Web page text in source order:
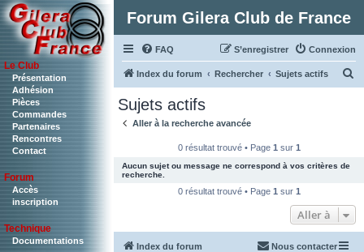
Le Club
Présentation
Adhésion
Pièces
Commandes
Partenaires
Rencontres
Contact
Forum
Accès
inscription
Technique
Documentations
Forum Gilera Club de France
FAQ Connexion
S’enregistrer
Index du forum Rechercher Sujets actifs
h
Sujets actifs
Aller à la recherche avancée
0 résultat trouvé • Page 1 sur 1
Aucun sujet ou message ne correspond à vos critères de
recherche.
0 résultat trouvé • Page 1 sur 1
Aller à
Index du forum Nous contacter